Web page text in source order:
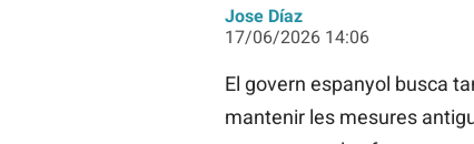
Jose Díaz
17/06/2026 14:06
El govern espanyol busca
mantenir les mesures